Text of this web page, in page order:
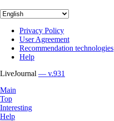
Privacy Policy
User Agreement
Recommendation technologies
Help
LiveJournal — v.931
Main
Top
Interesting
Help